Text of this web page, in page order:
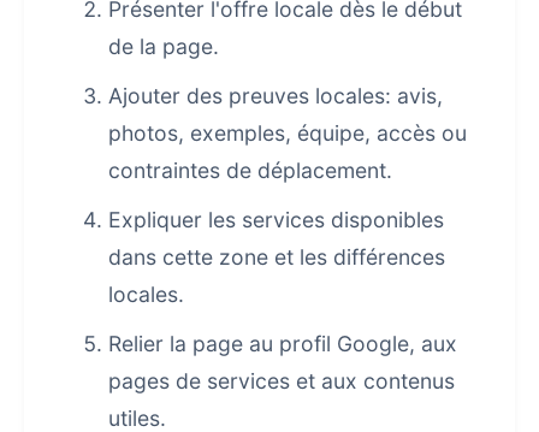
Présenter l'offre locale dès le début
de la page.
Ajouter des preuves locales: avis,
photos, exemples, équipe, accès ou
contraintes de déplacement.
Expliquer les services disponibles
dans cette zone et les différences
locales.
Relier la page au profil Google, aux
pages de services et aux contenus
utiles.